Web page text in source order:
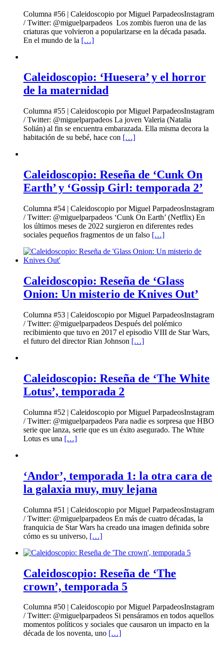
Columna #56 | Caleidoscopio por Miguel ParpadeosInstagram
/ Twitter: @miguelparpadeos Los zombis fueron una de las
criaturas que volvieron a popularizarse en la década pasada.
En el mundo de la […]
Caleidoscopio: ‘Huesera’ y el horror
de la maternidad
Columna #55 | Caleidoscopio por Miguel ParpadeosInstagram
/ Twitter: @miguelparpadeos La joven Valeria (Natalia
Solián) al fin se encuentra embarazada. Ella misma decora la
habitación de su bebé, hace con […]
Caleidoscopio: Reseña de ‘Cunk On
Earth’ y ‘Gossip Girl: temporada 2’
Columna #54 | Caleidoscopio por Miguel ParpadeosInstagram
/ Twitter: @miguelparpadeos ‘Cunk On Earth’ (Netflix) En
los últimos meses de 2022 surgieron en diferentes redes
sociales pequeños fragmentos de un falso […]
Caleidoscopio: Reseña de ‘Glass
Onion: Un misterio de Knives Out’
Columna #53 | Caleidoscopio por Miguel ParpadeosInstagram
/ Twitter: @miguelparpadeos Después del polémico
recibimiento que tuvo en 2017 el episodio VIII de Star Wars,
el futuro del director Rian Johnson […]
Caleidoscopio: Reseña de ‘The White
Lotus’, temporada 2
Columna #52 | Caleidoscopio por Miguel ParpadeosInstagram
/ Twitter: @miguelparpadeos Para nadie es sorpresa que HBO
serie que lanza, serie que es un éxito asegurado. The White
Lotus es una […]
‘Andor’, temporada 1: la otra cara de
la galaxia muy, muy lejana
Columna #51 | Caleidoscopio por Miguel ParpadeosInstagram
/ Twitter: @miguelparpadeos En más de cuatro décadas, la
franquicia de Star Wars ha creado una imagen definida sobre
cómo es su universo, […]
Caleidoscopio: Reseña de ‘The
crown’, temporada 5
Columna #50 | Caleidoscopio por Miguel ParpadeosInstagram
/ Twitter: @miguelparpadeos Si pensáramos en todos aquellos
momentos políticos y sociales que causaron un impacto en la
década de los noventa, uno […]